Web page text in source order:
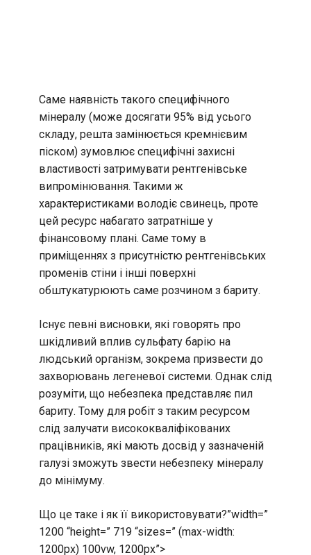
Саме наявність такого специфічного
мінералу (може досягати 95% від усього
складу, решта замінюється кремнієвим
піском) зумовлює специфічні захисні
властивості затримувати рентгенівське
випромінювання. Такими ж
характеристиками володіє свинець, проте
цей ресурс набагато затратніше у
фінансовому плані. Саме тому в
приміщеннях з присутністю рентгенівських
променів стіни і інші поверхні
обштукатурюють саме розчином з бариту.
Існує певні висновки, які говорять про
шкідливий вплив сульфату барію на
людський організм, зокрема призвести до
захворювань легеневої системи. Однак слід
розуміти, що небезпека представляє пил
бариту. Тому для робіт з таким ресурсом
слід залучати висококваліфікованих
працівників, які мають досвід у зазначеній
галузі зможуть звести небезпеку мінералу
до мінімуму.
Що це таке і як її використовувати?”width=”
1200 “height=” 719 “sizes=” (max-width:
1200px) 100vw, 1200px”>